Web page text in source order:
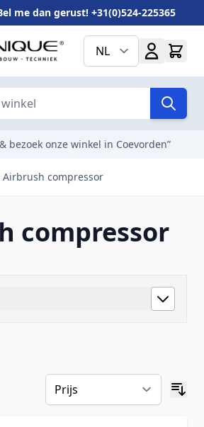
me dan gerust! +31(0)524-225365
NL
bezoek onze winkel in Coevorden”
Airbrush compressor
compressor